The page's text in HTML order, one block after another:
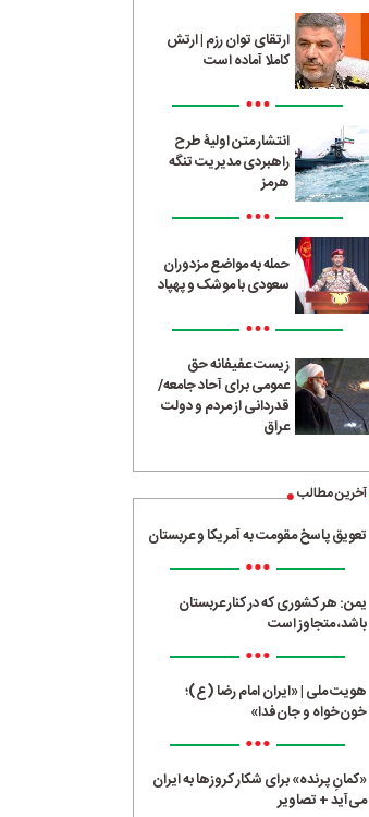
ارتقای توان رزم | ارتش
کاملا آماده است
•••
انتشار متن اولیۀ طرح
راهبردی مدیریت تنگه
هرمز
•••
حمله به مواضع مزدوران
سعودی با موشک و پهپاد
•••
زیست عفیفانه حق
عمومی برای آحاد جامعه/
قدردانی از مردم و دولت
عراق
آخرین مطالب
تعویق پاسخ مقومت به آمریکا و عربستان
•••
یمن: هر کشوری که در کنار عربستان
باشد، متجاوز است
•••
هویت ملی | «ایران امام رضا (ع)؛
خون‌خواه و جان‌فدا»
•••
«کمانِ پرنده» برای شکار کروزها به ایران
می‌آید + تصاویر